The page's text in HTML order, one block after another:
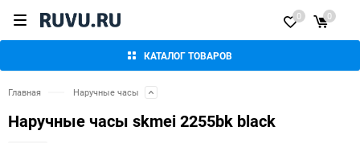
КАТАЛОГ ТОВАРОВ
0 0
Главная Наручные часы
Наручные часы skmei 2255bk black